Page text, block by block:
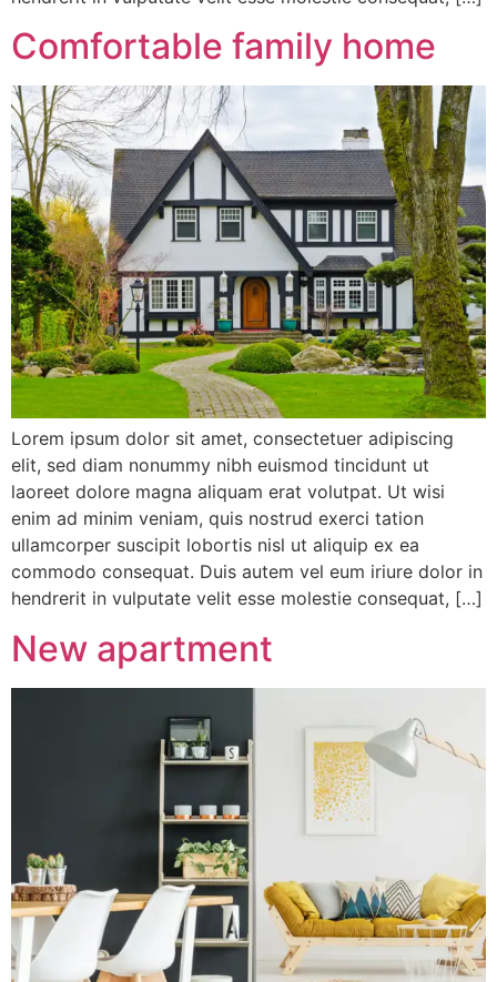
Comfortable family home
Lorem ipsum dolor sit amet, consectetuer adipiscing
elit, sed diam nonummy nibh euismod tincidunt ut
laoreet dolore magna aliquam erat volutpat. Ut wisi
enim ad minim veniam, quis nostrud exerci tation
ullamcorper suscipit lobortis nisl ut aliquip ex ea
commodo consequat. Duis autem vel eum iriure dolor in
hendrerit in vulputate velit esse molestie consequat, […]
New apartment